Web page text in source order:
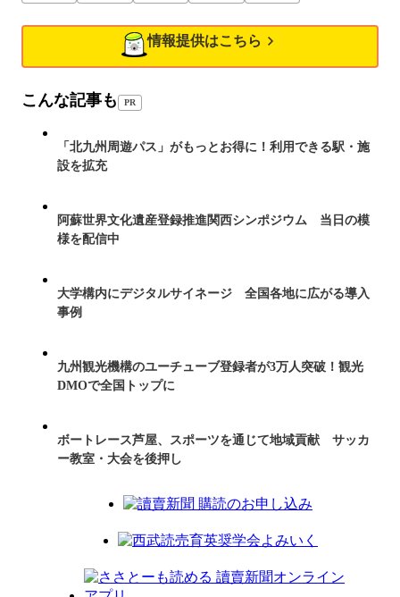
情報提供はこちら
こんな記事も PR
「北九州周遊パス」がもっとお得に！利用できる駅・施
設を拡充
阿蘇世界文化遺産登録推進関西シンポジウム 当日の模
様を配信中
大学構内にデジタルサイネージ 全国各地に広がる導入
事例
九州観光機構のユーチューブ登録者が3万人突破！観光
DMOで全国トップに
ボートレース芦屋、スポーツを通じて地域貢献 サッカ
ー教室・大会を後押し